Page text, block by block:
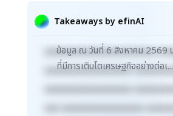
Takeaways by efinAI
xxxxxxxxxxxxxxxxxxxxxxx
xxxxxxxxxxxxxxxxxx
xxxxxxxxxxxxxxxxxx
xxx xxxxxxxxxxxxxxxxx
ข้อมูล ณ วันที่ 6 สิงหาคม 2569
ที่มีการเติบโตเศรษฐกิจอย่างต่อเ...